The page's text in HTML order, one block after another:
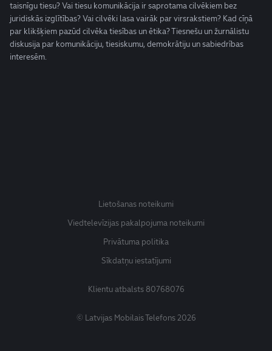
taisnīgu tiesu? Vai tiesu komunikācija ir saprotama cilvēkiem bez
juridiskās izglītības? Vai cilvēki lasa vairāk par virsrakstiem? Kad cīņā
par klikšķiem pazūd cilvēka tiesības un ētika? Tiesnešu un žurnālistu
diskusija par komunikāciju, tiesiskumu, demokrātiju un sabiedrības
interesēm.
Lietošanas noteikumi
Viedtelevīzijas pakalpojuma noteikumi
Privātuma politika
Sīkdatņu iestatījumi
Klientu atbalsts80768076
© Latvijas Mobilais Telefons 2026